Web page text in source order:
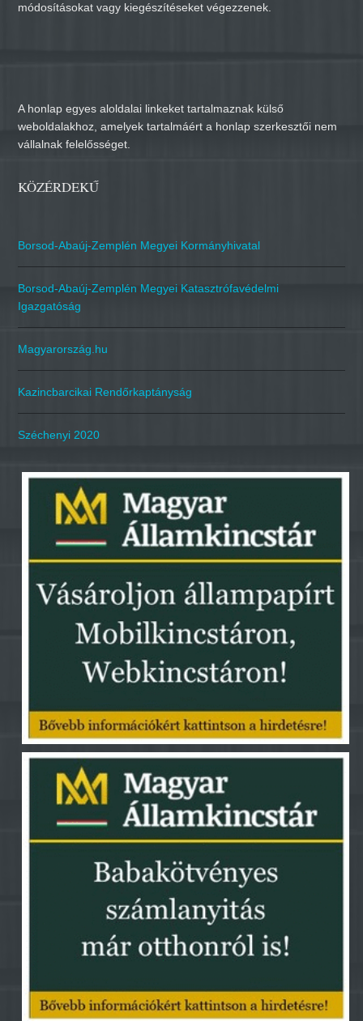
módosításokat vagy kiegészítéseket végezzenek.
A honlap egyes aloldalai linkeket tartalmaznak külső
weboldalakhoz, amelyek tartalmáért a honlap szerkesztői nem
vállalnak felelősséget.
KÖZÉRDEKŰ
Borsod-Abaúj-Zemplén Megyei Kormányhivatal
Borsod-Abaúj-Zemplén Megyei Katasztrófavédelmi
Igazgatóság
Magyarország.hu
Kazincbarcikai Rendőrkaptányság
Széchenyi 2020